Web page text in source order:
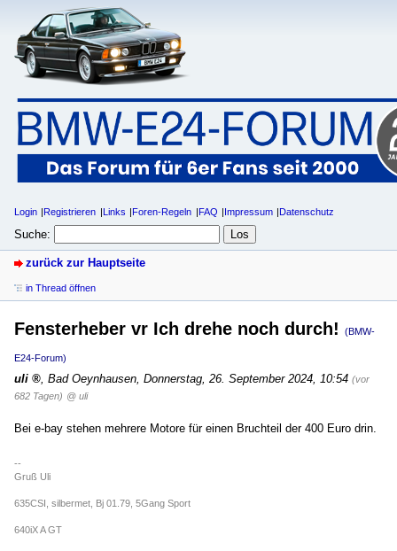
Login Registrieren Links Foren-Regeln FAQ Impressum Datenschutz
Suche:
zurück zur Hauptseite
in Thread öffnen
Fensterheber vr Ich drehe noch durch! (BMW-
E24-Forum)
uli Bad Oeynhausen Donnerstag, 26. September 2024, 10:54 (vor
682 Tagen) @ uli
Bei e-bay stehen mehrere Motore für einen Bruchteil der 400 Euro drin.
--
Gruß Uli
635CSI, silbermet, Bj 01.79, 5Gang Sport
640iX A GT